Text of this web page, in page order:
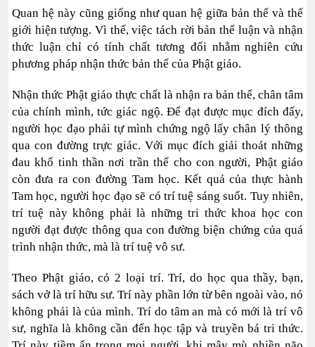
Quan hệ này cũng giống như quan hệ giữa bản thể và thế
giới hiện tượng. Vì thế, việc tách rời bản thể luận và nhận
thức luận chỉ có tính chất tương đối nhằm nghiên cứu
phương pháp nhận thức bản thể của Phật giáo.
Nhận thức Phật giáo thực chất là nhận ra bản thể, chân tâm
của chính mình, tức giác ngộ. Để đạt được mục đích đấy,
người học đạo phải tự mình chứng ngộ lấy chân lý thông
qua con đường trực giác. Với mục đích giải thoát những
đau khổ tinh thần nơi trần thế cho con người, Phật giáo
còn đưa ra con đường Tam học. Kết quả của thực hành
Tam học, người học đạo sẽ có trí tuệ sáng suốt. Tuy nhiên,
trí tuệ này không phải là những tri thức khoa học con
người đạt được thông qua con đường biện chứng của quá
trình nhận thức, mà là trí tuệ vô sư.
Theo Phật giáo, có 2 loại trí. Trí, do học qua thầy, bạn,
sách vở là trí hữu sư. Trí này phần lớn từ bên ngoài vào, nó
không phải là của mình. Trí do tâm an mà có mới là trí vô
sư, nghĩa là không cần đến học tập và truyền bá tri thức.